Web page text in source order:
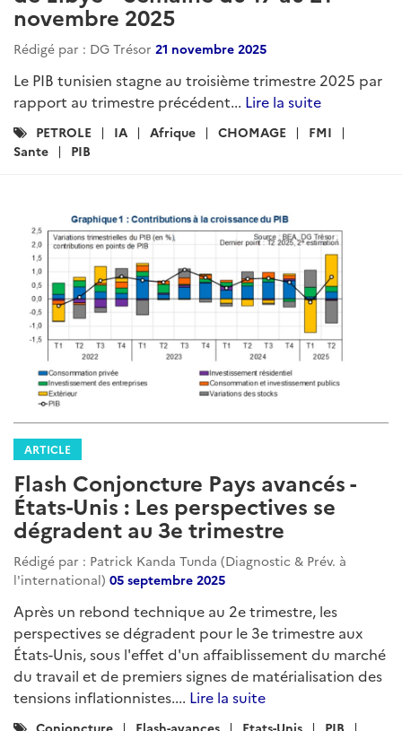
novembre 2025
Rédigé par : DG Trésor 21 novembre 2025
Le PIB tunisien stagne au troisième trimestre 2025 par
rapport au trimestre précédent... Lire la suite
Catégories
:
PETROLE IA Afrique CHOMAGE
FMI
Sante
PIB
ARTICLE
Flash Conjoncture Pays avancés -
États-Unis : Les perspectives se
dégradent au 3e trimestre
Rédigé par : Patrick Kanda Tunda (Diagnostic & Prév. à
l'international) 05 septembre 2025
Après un rebond technique au 2e trimestre, les
perspectives se dégradent pour le 3e trimestre aux
États-Unis, sous l'effet d'un affaiblissement du marché
du travail et de premiers signes de matérialisation des
tensions inflationnistes.... Lire la suite
Catégories
Conjoncture Flash-avances Etats-Unis
PIB